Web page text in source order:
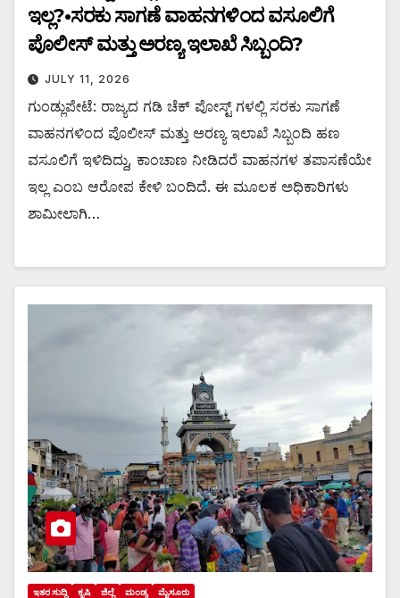
ಇಲ್ಲ?•ಸರಕು ಸಾಗಣೆ ವಾಹನಗಳಿಂದ ವಸೂಲಿಗೆ
ಪೊಲೀಸ್ ಮತ್ತು ಅರಣ್ಯ ಇಲಾಖೆ ಸಿಬ್ಬಂದಿ?
JULY 11, 2026
ಗುಂಡ್ಲುಪೇಟೆ: ರಾಜ್ಯದ ಗಡಿ ಚೆಕ್ ಪೋಸ್ಟ್ ಗಳಲ್ಲಿ ಸರಕು ಸಾಗಣೆ
ವಾಹನಗಳಿಂದ ಪೊಲೀಸ್ ಮತ್ತು ಅರಣ್ಯ ಇಲಾಖೆ ಸಿಬ್ಬಂದಿ ಹಣ
ವಸೂಲಿಗೆ ಇಳಿದಿದ್ದು, ಕಾಂಚಾಣ ನೀಡಿದರೆ ವಾಹನಗಳ ತಪಾಸಣೆಯೇ
ಇಲ್ಲ ಎಂಬ ಆರೋಪ ಕೇಳಿ ಬಂದಿದೆ. ಈ ಮೂಲಕ ಅಧಿಕಾರಿಗಳು
ಶಾಮೀಲಾಗಿ…
ಇತರ ಸುದ್ದಿ ಕೃಷಿ ಜಿಲ್ಲೆ ಮಂಡ್ಯ ಮೈಸೂರು